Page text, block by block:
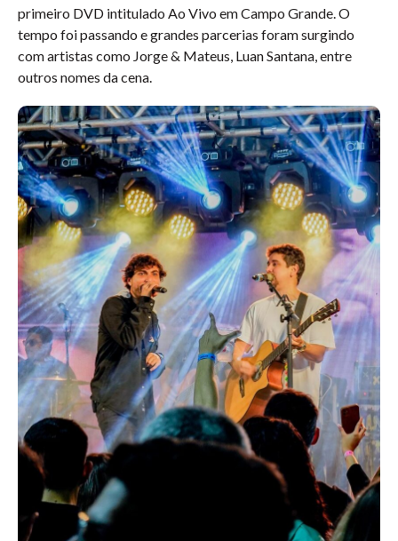
primeiro DVD intitulado Ao Vivo em Campo Grande. O
tempo foi passando e grandes parcerias foram surgindo
com artistas como Jorge & Mateus, Luan Santana, entre
outros nomes da cena.